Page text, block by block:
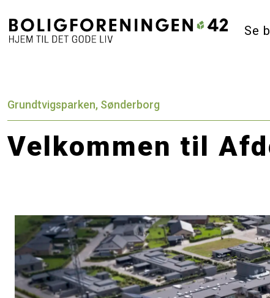
Se
Grundtvigsparken, Sønderborg
Velkommen til